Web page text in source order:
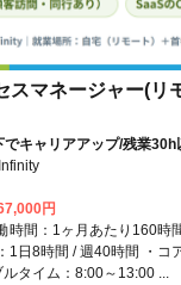
スマネージャー(リ
でキャリアアップ/残業30h
円
時間：1ヶ月あたり160時
1日8時間 / 週40時間 ・コ
タイム：8:00～13:00 ...